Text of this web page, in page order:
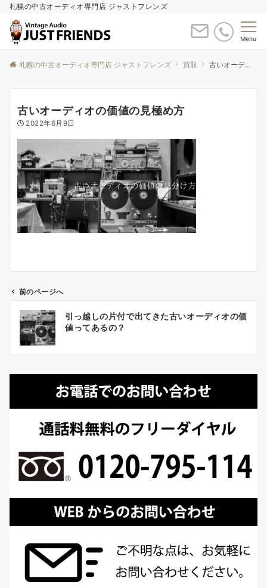
札幌の中古オーディオ専門店 ジャストフレンズ
Menu
札幌の中古オーディオ専門店 ジャストフレンズ 買取 古いオーディオの価値の見極め方
古いオーディオの価値の見極め方
2022年6月9日
ョ
前のページへ
引っ越しの片付で出てきた古いオーディオの価
値ってあるの？